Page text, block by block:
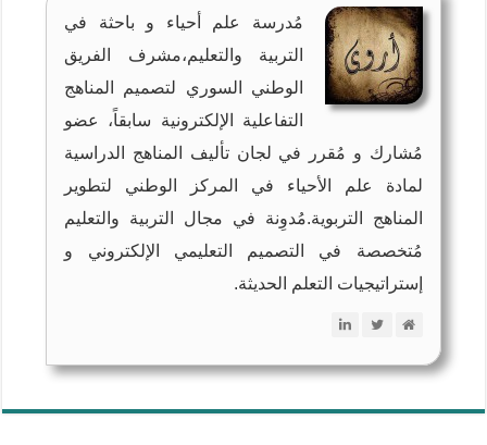
مُدرسة علم أحياء و باحثة في
التربية والتعليم،مشرف الفريق
الوطني السوري لتصميم المناهج
التفاعلية الإلكترونية سابقاً، عضو
مُشارك و مُقرر في لجان تأليف المناهج الدراسية
لمادة علم الأحياء في المركز الوطني لتطوير
المناهج التربوية.مُدوِنة في مجال التربية والتعليم
مُتخصصة في التصميم التعليمي الإلكتروني و
إستراتيجيات التعلم الحديثة.